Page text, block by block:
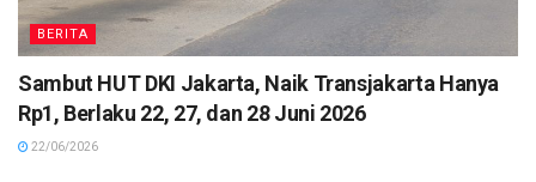
BERITA
Sambut HUT DKI Jakarta, Naik Transjakarta Hanya
Rp1, Berlaku 22, 27, dan 28 Juni 2026
22/06/2026